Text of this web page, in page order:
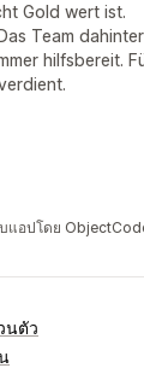
Gold wert ist.
Team
hilfsbereit.
แอปโดย
นตัว